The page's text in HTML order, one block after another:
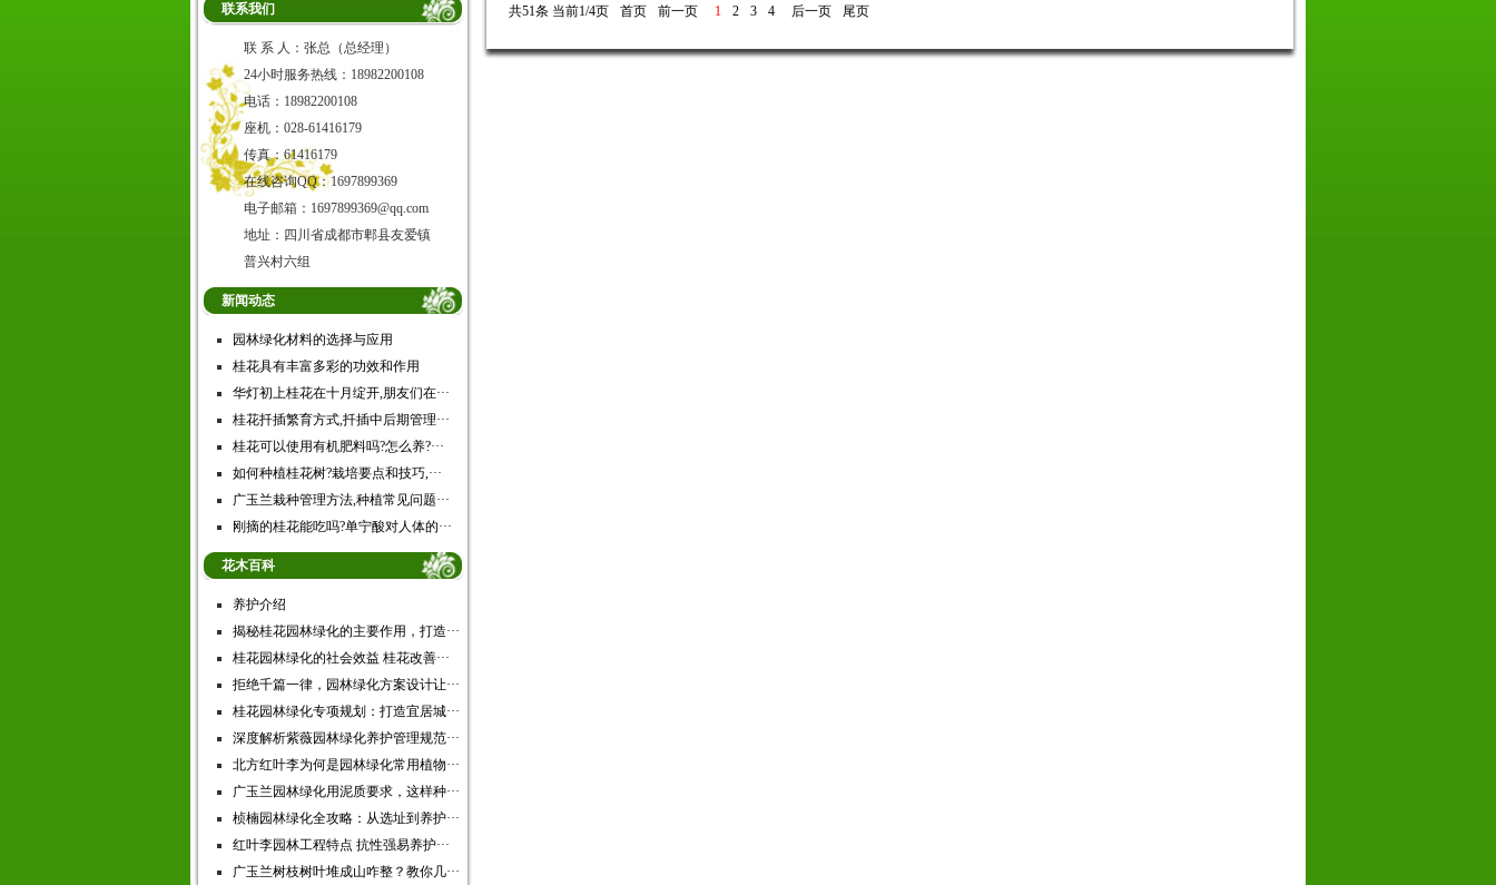
联系我们
联 系 人：张总（总经理）
24小时服务热线：18982200108
电话：18982200108
座机：028-61416179
传真：61416179
在线咨询QQ：1697899369
电子邮箱：1697899369@qq.com
地址：四川省成都市郫县友爱镇
普兴村六组
新闻动态
园林绿化材料的选择与应用
桂花具有丰富多彩的功效和作用
华灯初上桂花在十月绽开,朋友们在···
桂花扦插繁育方式,扦插中后期管理···
桂花可以使用有机肥料吗?怎么养?···
如何种植桂花树?栽培要点和技巧,···
广玉兰栽种管理方法,种植常见问题···
刚摘的桂花能吃吗?单宁酸对人体的···
花木百科
养护介绍
揭秘桂花园林绿化的主要作用，打造···
桂花园林绿化的社会效益 桂花改善···
拒绝千篇一律，园林绿化方案设计让···
桂花园林绿化专项规划：打造宜居城···
深度解析紫薇园林绿化养护管理规范···
北方红叶李为何是园林绿化常用植物···
广玉兰园林绿化用泥质要求，这样种···
桢楠园林绿化全攻略：从选址到养护···
红叶李园林工程特点 抗性强易养护···
广玉兰树枝树叶堆成山咋整？教你几···
共51条 当前1/4页 首页 前一页 1 2 3 4 后一页 尾页